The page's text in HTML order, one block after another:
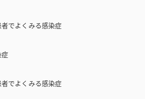
でよくみる感染症
でよくみる感染症